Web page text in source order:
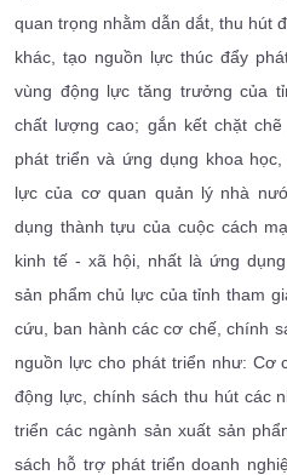
quan trọng nhằm dẫn dắt, thu hút
khác, tạo nguồn lực thúc đẩy
vùng động lực tăng trưởng của
chất lượng cao; gắn kết chặt
phát triển và ứng dụng khoa
lực của cơ quan quản lý nhà
dụng thành tựu của cuộc cách
kinh tế - xã hội, nhất là ứng
sản phẩm chủ lực của tỉnh tham
cứu, ban hành các cơ chế, chính
nguồn lực cho phát triển như: Cơ
động lực, chính sách thu hút các
triển các ngành sản xuất sản
sách hỗ trợ phát triển doanh